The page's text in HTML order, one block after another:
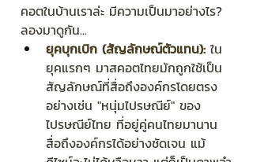
คอตในบ้านเราล่ะ มีความเป็นมาอย่างไร?
ลองมาดูกัน...
ยุคบุกเบิก (สัญลักษณ์ตัวแทน): ใน
ยุคแรกๆ มาสคอตไทยมักถูกใช้เป็น
สัญลักษณ์ที่สื่อถึงองค์กรโดยตรง
อย่างเช่น "หนุ่มไปรษณีย์" ของ
ไปรษณีย์ไทย ที่อยู่คู่คนไทยมานาน
สื่อถึงองค์กรได้อย่างชัดเจน แม้